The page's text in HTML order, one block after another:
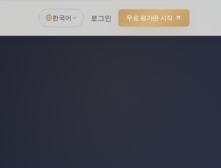
한국어 로그인 무료 평가판 시작